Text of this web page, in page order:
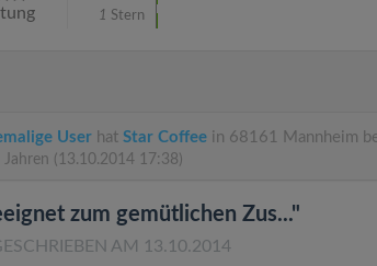
1 Stern
User hat Star Coffee in 68161 Mannheim
(13.10.2014 17:38)
zum gemütlichen Zus..."
AM 13.10.2014